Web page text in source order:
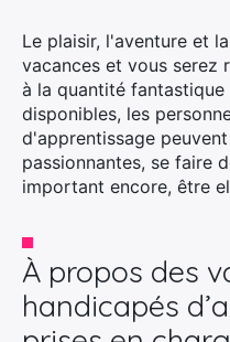
Le plaisir, l'aventure et
vacances et vous serez
à la quantité fantastique
disponibles, les
d'apprentissage
passionnantes, se faire
important encore, être
À propos des
handicapés